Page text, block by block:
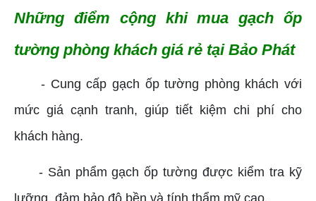
Những điểm cộng khi mua gạch ốp
tường phòng khách giá rẻ tại Bảo Phát
- Cung cấp gạch ốp tường phòng khách với
mức giá cạnh tranh, giúp tiết kiệm chi phí cho
khách hàng.
- Sản phẩm gạch ốp tường được kiểm tra kỹ